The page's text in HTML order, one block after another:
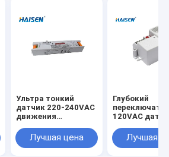
Ультра тонкий
датчик 220-240VAC
движения
дизайна для света
Triproof
Лучшая цена
Глубокий
120VAC
потолочного
освещения
Лучшая